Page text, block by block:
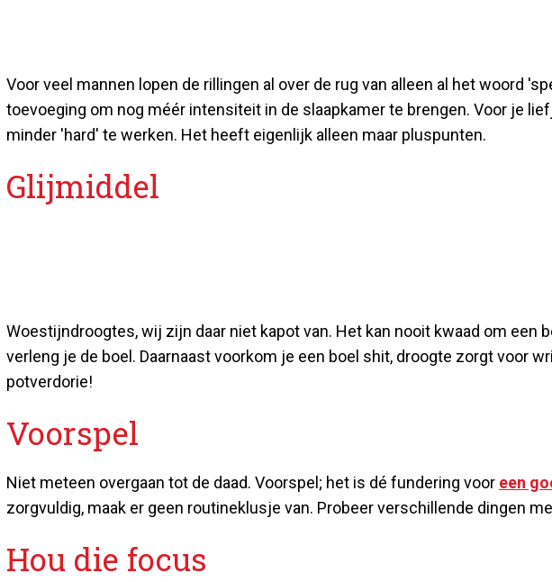
Voor veel mannen lopen de rillingen al over de rug van alleen al het woord
toevoeging om nog méér intensiteit in de slaapkamer te brengen. Voor je
minder 'hard' te werken. Het heeft eigenlijk alleen maar pluspunten.
Glijmiddel
Woestijndroogtes, wij zijn daar niet kapot van. Het kan nooit kwaad om een
verleng je de boel. Daarnaast voorkom je een boel shit, droogte zorgt voor
potverdorie!
Voorspel
Niet meteen overgaan tot de daad. Voorspel; het is dé fundering voor een
zorgvuldig, maak er geen routineklusje van. Probeer verschillende dingen
Hou die focus